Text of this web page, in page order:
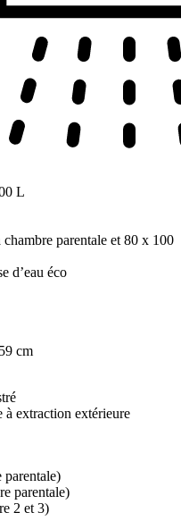
L
parentale et 80 x 100
d’eau éco
cm
à extraction extérieure
parentale)
parentale)
2 et 3)